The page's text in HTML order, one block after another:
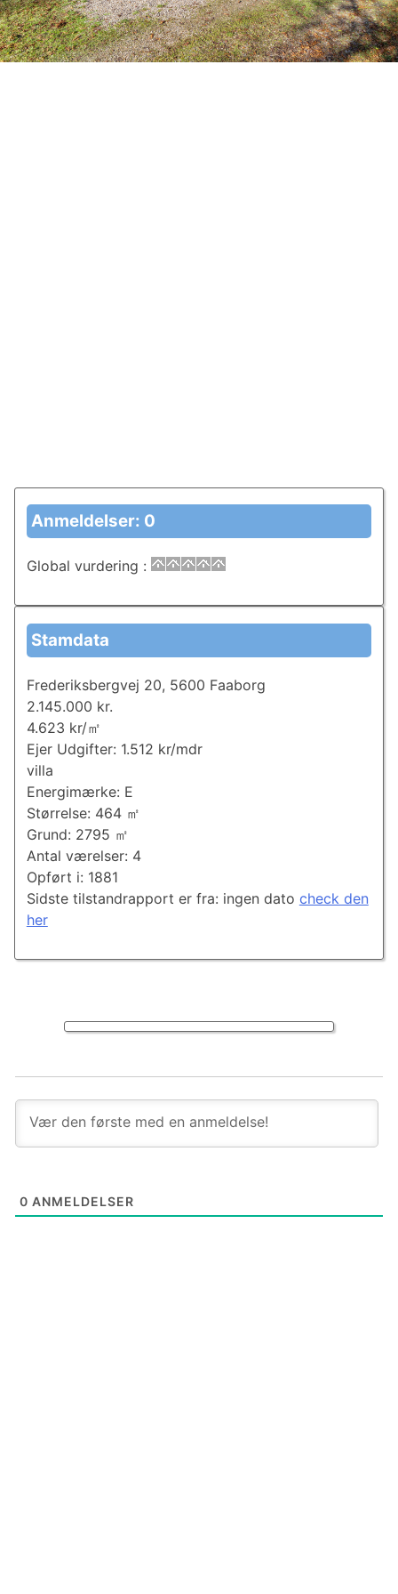
0 ANMELDELSER
Anmeldelser: 0
Global vurdering :
Stamdata
Frederiksbergvej 20, 5600 Faaborg
2.145.000 kr.
4.623 kr/㎡
Ejer Udgifter: 1.512 kr/mdr
villa
Energimærke: E
Størrelse: 464 ㎡
Grund: 2795 ㎡
Antal værelser: 4
Opført i: 1881
Sidste tilstandrapport er fra: ingen dato check den
her